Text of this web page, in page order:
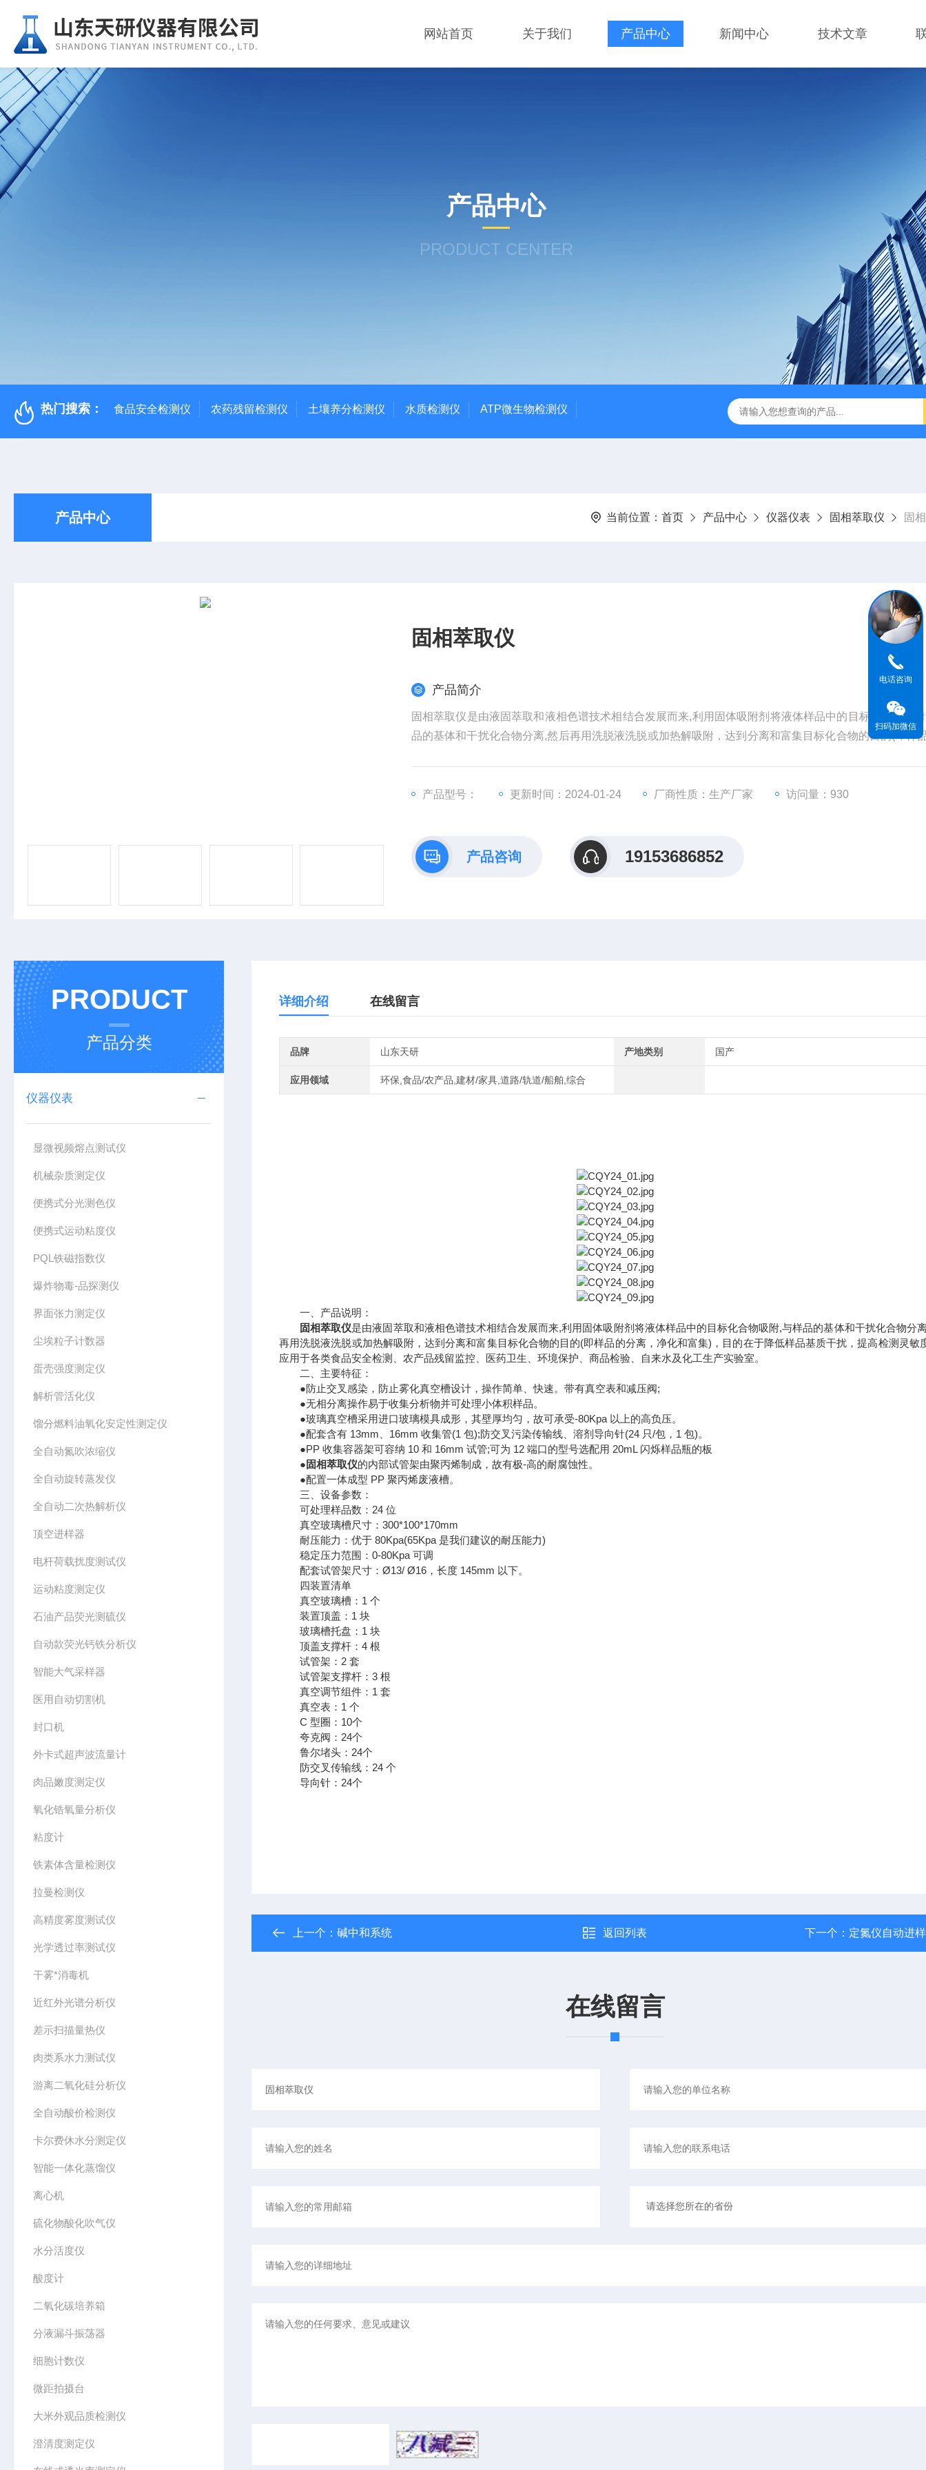
网站首页 关于我们 产品中心 新闻中心 技术文章
产品中心
PRODUCT CENTER
热门搜索： 食品安全检测仪 农药残留检测仪 土壤养分检测仪 水质检测仪 ATP微生物检测仪
产品中心 当前位置： 首页 产品中心 仪器仪表 固相萃取仪 固
固相萃取仪
产品简介
固相萃取仪是由液固萃取和液相色谱技术相结合发展而来,利用固体吸附剂将液体样品中的目标化合物吸
品的基体和干扰化合物分离,然后再用洗脱液洗脱或加热解吸附，达到分离和富集目标化合物的目的(即样
产品型号：
更新时间：2024-01-24 厂商性质：生产厂家 访问量：930
产品咨询 19153686852
PRODUCT
产品分类
仪器仪表
显微视频熔点测试仪
机械杂质测定仪
便携式分光测色仪
便携式运动粘度仪
PQL铁磁指数仪
爆炸物毒-品探测仪
界面张力测定仪
尘埃粒子计数器
蛋壳强度测定仪
解析管活化仪
馏分燃料油氧化安定性测定仪
全自动氮吹浓缩仪
全自动旋转蒸发仪
全自动二次热解析仪
顶空进样器
电杆荷载扰度测试仪
运动粘度测定仪
石油产品荧光测硫仪
自动款荧光钙铁分析仪
智能大气采样器
医用自动切割机
封口机
外卡式超声波流量计
肉品嫩度测定仪
氧化锆氧量分析仪
粘度计
铁素体含量检测仪
拉曼检测仪
高精度雾度测试仪
光学透过率测试仪
干雾*消毒机
近红外光谱分析仪
差示扫描量热仪
肉类系水力测试仪
游离二氧化硅分析仪
全自动酸价检测仪
卡尔费休水分测定仪
智能一体化蒸馏仪
离心机
硫化物酸化吹气仪
水分活度仪
酸度计
二氧化碳培养箱
分液漏斗振荡器
细胞计数仪
微距拍摄台
大米外观品质检测仪
澄清度测定仪
详细介绍 在线留言
品牌 山东天研 产地类别 国产
应用领域 环保,食品/农产品,建材/家具,道路/轨道/船舶,综合
一、产品说明：
固相萃取仪是由液固萃取和液相色谱技术相结合发展而来,利用固体吸附剂将液体样品中的目标化合物吸附,与样品的基体和干扰化合物分
再用洗脱液洗脱或加热解吸附，达到分离和富集目标化合物的目的(即样品的分离，净化和富集)，目的在于降低样品基质干扰，提高检测灵敏
应用于各类食品安全检测、农产品残留监控、医药卫生、环境保护、商品检验、自来水及化工生产实验室。
二、主要特征：
●防止交叉感染，防止雾化真空槽设计，操作简单、快速。带有真空表和减压阀;
●无相分离操作易于收集分析物并可处理小体积样品。
●玻璃真空槽采用进口玻璃模具成形，其壁厚均匀，故可承受-80Kpa 以上的高负压。
●配套含有 13mm、16mm 收集管(1 包);防交叉污染传输线、溶剂导向针(24 只/包，1 包)。
●PP 收集容器架可容纳 10 和 16mm 试管;可为 12 端口的型号选配用 20mL 闪烁样品瓶的板
●固相萃取仪的内部试管架由聚丙烯制成，故有极-高的耐腐蚀性。
●配置一体成型 PP 聚丙烯废液槽。
三、设备参数：
可处理样品数：24 位
真空玻璃槽尺寸：300*100*170mm
耐压能力：优于 80Kpa(65Kpa 是我们建议的耐压能力)
稳定压力范围：0-80Kpa 可调
配套试管架尺寸：Ø13/ Ø16，长度 145mm 以下。
四装置清单
真空玻璃槽：1 个
装置顶盖：1 块
玻璃槽托盘：1 块
顶盖支撑杆：4 根
试管架：2 套
试管架支撑杆：3 根
真空调节组件：1 套
真空表：1 个
C 型圈：10个
夸克阀：24个
鲁尔堵头：24个
防交叉传输线：24 个
导向针：24个
上一个： 碱中和系统 返回列表 下一个： 定氮仪自动进
在线留言
电话咨询
扫码加微信